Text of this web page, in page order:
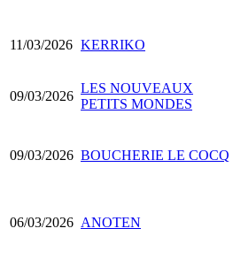
11/03/2026 KERRIKO
09/03/2026
LES NOUVEAUX
PETITS MONDES
09/03/2026 BOUCHERIE LE COCQ
06/03/2026 ANOTEN